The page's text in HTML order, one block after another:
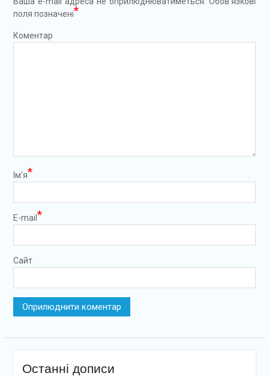
поля позначені*
Коментар
Ім’я*
E-mail *
Сайт
Останні дописи